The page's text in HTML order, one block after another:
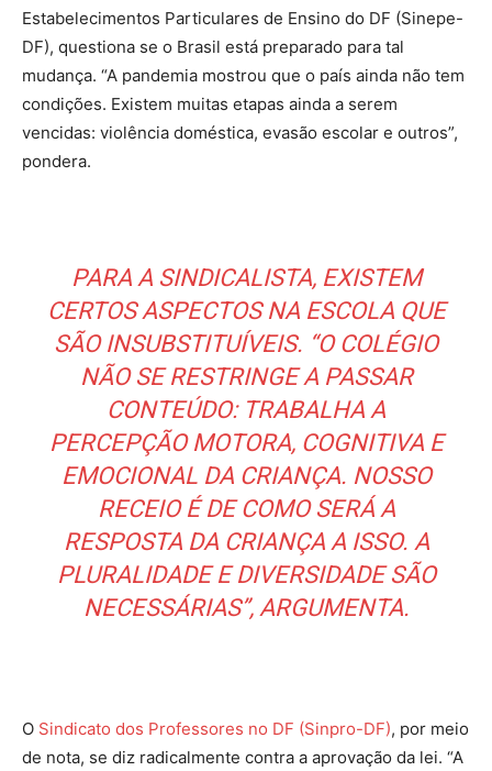
Estabelecimentos Particulares de Ensino do DF (Sinepe-
DF), questiona se o Brasil está preparado para tal
mudança. “A pandemia mostrou que o país ainda não tem
condições. Existem muitas etapas ainda a serem
vencidas: violência doméstica, evasão escolar e outros”,
pondera.
PARA A SINDICALISTA, EXISTEM
CERTOS ASPECTOS NA ESCOLA QUE
SÃO INSUBSTITUÍVEIS. “O COLÉGIO
NÃO SE RESTRINGE A PASSAR
CONTEÚDO: TRABALHA A
PERCEPÇÃO MOTORA, COGNITIVA E
EMOCIONAL DA CRIANÇA. NOSSO
RECEIO É DE COMO SERÁ A
RESPOSTA DA CRIANÇA A ISSO. A
PLURALIDADE E DIVERSIDADE SÃO
NECESSÁRIAS”, ARGUMENTA.
O Sindicato dos Professores no DF (Sinpro-DF), por meio
de nota, se diz radicalmente contra a aprovação da lei. “A